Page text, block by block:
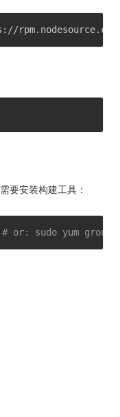
要安装构建工具：
# or: sudo yum